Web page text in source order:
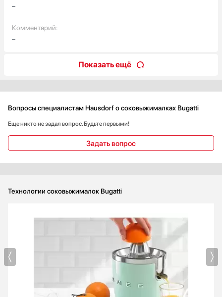
–
Комментарий:
–
Показать ещё
Вопросы специалистам Hausdorf о соковыжималках Bugatti
Еще никто не задал вопрос. Будьте первыми!
Задать вопрос
Технологии соковыжималок Bugatti